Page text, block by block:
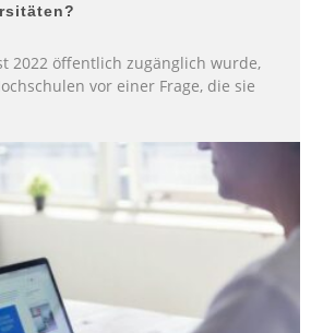
2022 öffentlich zugänglich wurde,
vor einer Frage, die sie